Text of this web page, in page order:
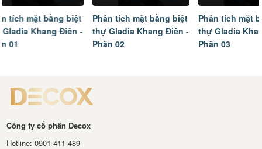
Phân tích mặt bằng biệt
thự Gladia Khang Điền -
Phần 02
Phân tích mặt bằng biệt
thự Gladia Khang Điền -
Phần 03
Tâm sự
ngôi nhà
hoàn thiện
Công ty cổ phần Decox
Hotline: 0901 411 489